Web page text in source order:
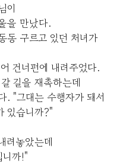
이
을 만났다.
동 구르고 있던 처녀가
건너편에 내려주었다.
길을 재촉하는데
. "그대는 수행자가 돼서
있습니까?"
려놓았는데
니까!"